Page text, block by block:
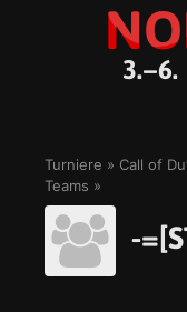
3.–6.
Turniere
Call of
Teams
-